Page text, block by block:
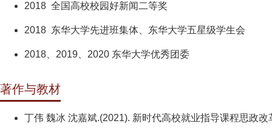
2018 全国高校校园好新闻二等奖
2018 东华大学先进班集体、东华大学五星级学生会
2018、2019、2020 东华大学优秀团委
著作与教材
丁伟 魏冰 沈嘉斌.(2021). 新时代高校就业指导课程思政